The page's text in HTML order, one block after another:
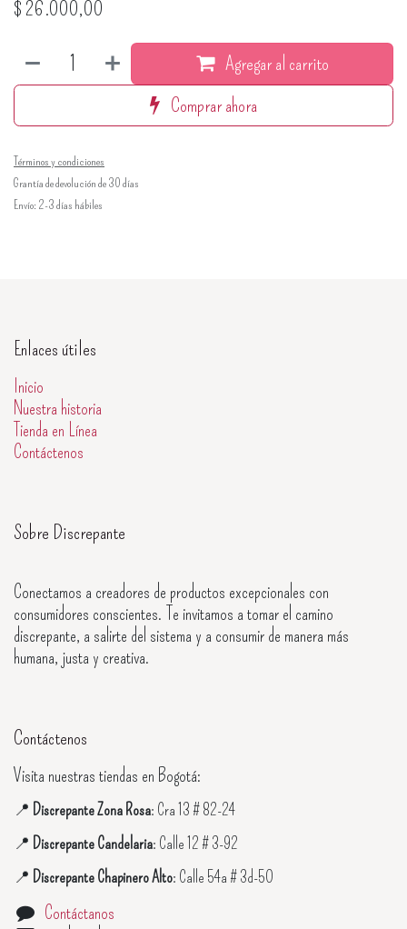
$ 26.000,00
Agregar al carrito
Comprar ahora
Términos y condiciones
Grantía de devolución de 30 días
Envío: 2-3 días hábiles
Enlaces útiles
Inicio
Nuestra historia
Tienda en Línea
Contáctenos
Sobre Discrepante
Conectamos a creadores de productos excepcionales con
consumidores conscientes. Te invitamos a tomar el camino
discrepante, a salirte del sistema y a consumir de manera más
humana, justa y creativa.
Contáctenos
Visita nuestras tiendas en Bogotá:
📍 Discrepante Zona Rosa: Cra 13 # 82-24
📍 Discrepante Candelaria: Calle 12 # 3-92
📍 Discrepante Chapinero Alto: Calle 54a # 3d-50
Contáctanos